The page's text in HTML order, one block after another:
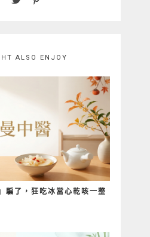
ALSO ENJOY
騙了，狂吃冰當心乾咳一整